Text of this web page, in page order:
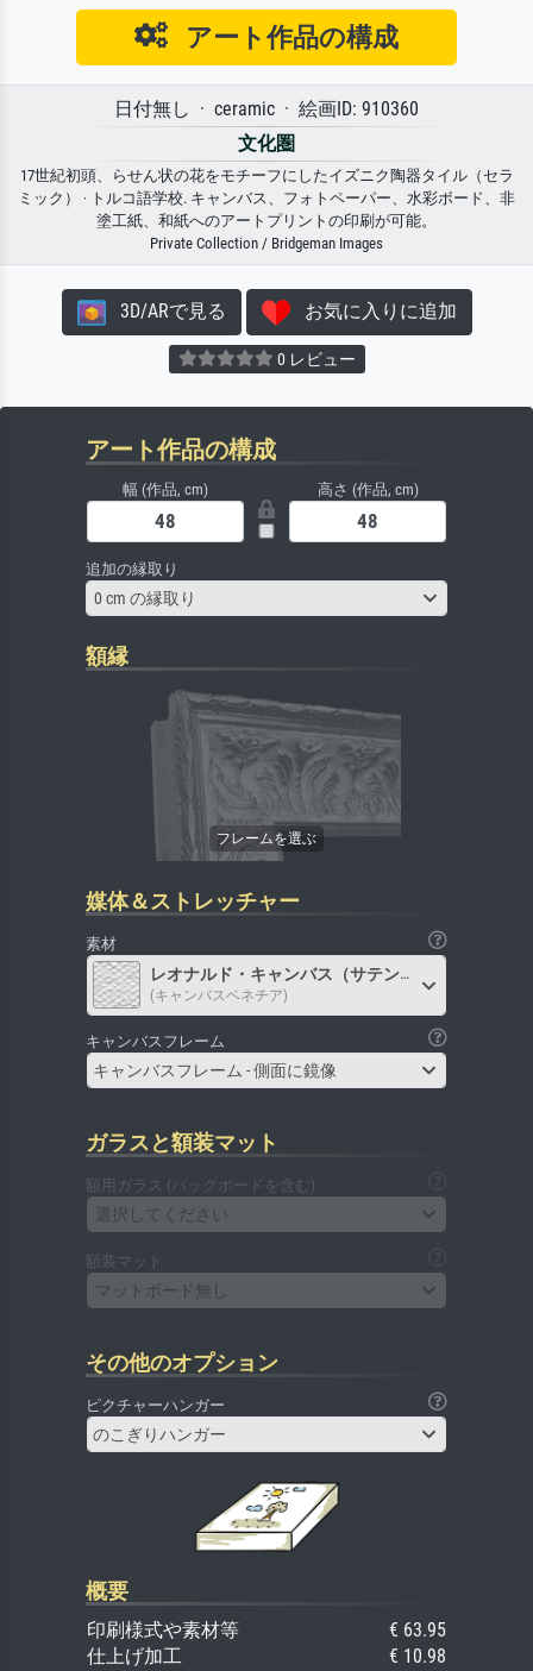
アート作品の構成
日付無し · ceramic · 絵画ID: 910360
文化圏
17世紀初頭、らせん状の花をモチーフにしたイズニク陶器タイル（セラ
ミック） · トルコ語学校. キャンバス、フォトペーパー、水彩ボード、非
塗工紙、和紙へのアートプリントの印刷が可能。
Private Collection / Bridgeman Images
3D/ARで見る お気に入りに追加
0 レビュー
アート作品の構成
幅 (作品, cm) 高さ (作品, cm)
追加の縁取り
0 cm の縁取り
額縁
媒体＆ストレッチャー
素材
レオナルド・キャンバス（サテン）
(キャンバスベネチア)
キャンバスフレーム
キャンバスフレーム - 側面に鏡像
ガラスと額装マット
額用ガラス (バックボードを含む)
選択してください
額装マット
マットボード無し
その他のオプション
ピクチャーハンガー
のこぎりハンガー
概要
印刷様式や素材等
€ 63.95
仕上げ加工
€ 10.98